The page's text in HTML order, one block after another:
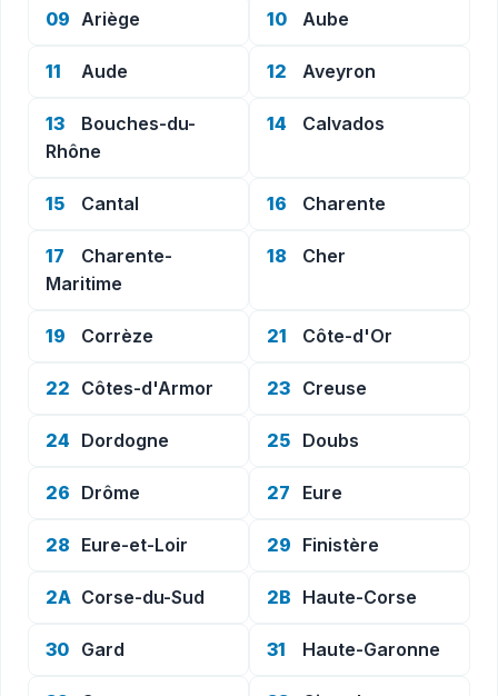
09 Ariège 10 Aube
11 Aude 12 Aveyron
13
Bouches-du-
Rhône
14 Calvados
15 Cantal 16 Charente
17
Charente-
Maritime
18 Cher
19 Corrèze 21 Côte-d'Or
22 Côtes-d'Armor 23 Creuse
24 Dordogne 25 Doubs
26 Drôme 27 Eure
28 Eure-et-Loir 29 Finistère
2A Corse-du-Sud 2B Haute-Corse
30 Gard 31 Haute-Garonne